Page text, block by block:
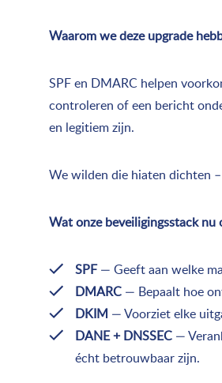
Waarom we deze upgrade
SPF en DMARC helpen
controleren of een bericht
en legitiem zijn.
We wilden die hiaten dichten
Wat onze beveiligingsstack nu
SPF— Geeft aan welke
DMARC — Bepaalt hoe
DKIM — Voorziet elke
DANE + DNSSEC —
écht betrouwbaar zijn.